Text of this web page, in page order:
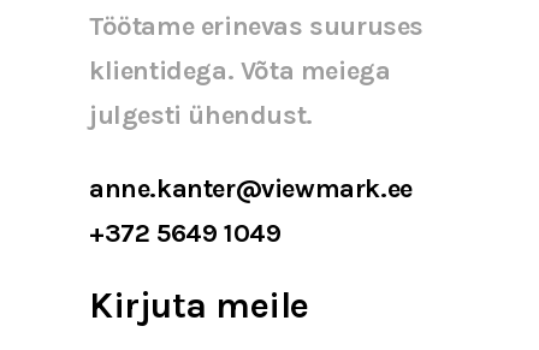
Töötame erinevas suuruses
klientidega. Võta meiega
julgesti ühendust.
anne.kanter@viewmark.ee
+372 5649 1049
Kirjuta meile